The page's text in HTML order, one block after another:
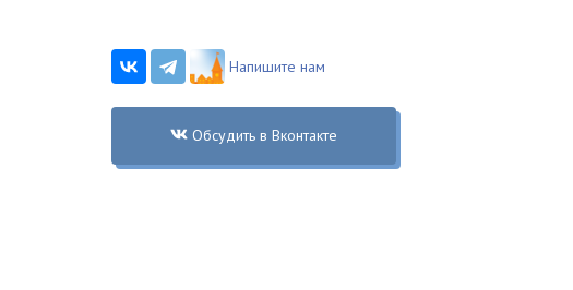
Напишите нам
Обсудить в Вконтакте